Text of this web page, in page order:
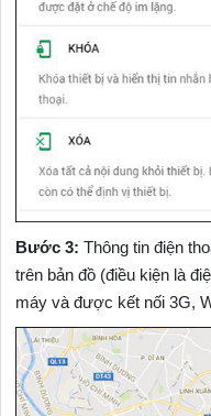
Bước 3: Thông tin điện
trên bản đồ (điều kiện là
máy và được kết nối 3G,